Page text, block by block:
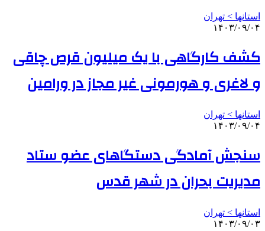
استانها > تهران
۱۴۰۳/۰۹/۰۴
کشف کارگاهی با یک میلیون قرص چاقی
و لاغری و هورمونی غیر مجاز در ورامین
استانها > تهران
۱۴۰۳/۰۹/۰۴
سنجش آمادگی دستگاهای عضو ستاد
مدیریت بحران در شهر قدس
استانها > تهران
۱۴۰۳/۰۹/۰۳